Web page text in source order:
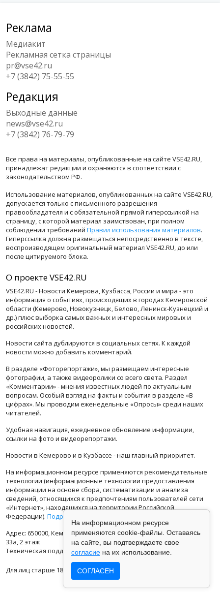
Реклама
Медиакит
Рекламная сетка страницы
pr@vse42.ru
+7 (3842) 75-55-55
Редакция
Выходные данные
news@vse42.ru
+7 (3842) 76-79-79
Все права на материалы, опубликованные на сайте VSE42.RU,
принадлежат редакции и охраняются в соответствии с
законодательством РФ.
Использование материалов, опубликованных на сайте VSE42.RU,
допускается только с письменного разрешения
правообладателя и с обязательной прямой гиперссылкой на
страницу, с которой материал заимствован, при полном
соблюдении требований Правил использования материалов.
Гиперссылка должна размещаться непосредственно в тексте,
воспроизводящем оригинальный материал VSE42.RU, до или
после цитируемого блока.
О проекте VSE42.RU
VSE42.RU - Новости Кемерова, Кузбасса, России и мира - это
информация о событиях, происходящих в городах Кемеровской
области (Кемерово, Новокузнецк, Белово, Ленинск-Кузнецкий и
др.) плюс выборка самых важных и интересных мировых и
российских новостей.
Новости сайта дублируются в социальных сетях. К каждой
новости можно добавить комментарий.
В разделе «Фоторепортажи», мы размещаем интересные
фотографии, а также видеоролики со всего света. Раздел
«Комментарии» - мнения известных людей по актуальным
вопросам. Особый взгляд на факты и события в разделе «В
цифрах». Мы проводим еженедельные «Опросы» среди наших
читателей.
Удобная навигация, ежедневное обновление информации,
ссылки на фото и видеорепортажи.
Новости в Кемерово и в Кузбассе - наш главный приоритет.
На информационном ресурсе применяются рекомендательные
технологии (информационные технологии предоставления
информации на основе сбора, систематизации и анализа
сведений, относящихся к предпочтениям пользователей сети
«Интернет», находящихся на территории Российской
Федерации). Подробная информация
Адрес: 650000, Кемеровская Область, г.Кемерово, ул.Кузбасская
33а, 2 этаж
Техническая поддержка: support@vse42.ru
Для лиц старше 18 лет.
На информационном ресурсе
применяются cookie-файлы. Оставаясь
на сайте, вы подтверждаете свое
согласие на их использование.
СОГЛАСЕН